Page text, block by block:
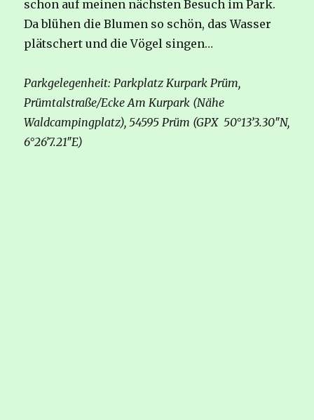
schon auf meinen nächsten Besuch im Park.
Da blühen die Blumen so schön, das Wasser
plätschert und die Vögel singen…
Parkgelegenheit: Parkplatz Kurpark Prüm,
Prümtalstraße/Ecke Am Kurpark (Nähe
Waldcampingplatz), 54595 Prüm (GPX 50°13’3.30″N,
6°26’7.21″E)